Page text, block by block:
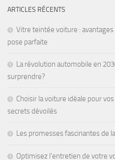
ARTICLES RÉCENTS
Vitre teintée voiture :
pose parfaite
La révolution automobile en
surprendre?
Choisir la voiture idéale pour
secrets dévoilés
Les promesses fascinantes de
Optimisez l’entretien de votre